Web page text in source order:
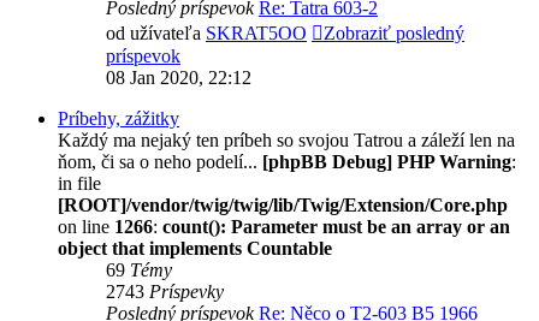
Posledný príspevok Re: Tatra 603-2
od užívateľa SKRAT5OO
Zobraziť posledný
príspevok
08 Jan 2020, 22:12
Príbehy, zážitky
Každý ma nejaký ten príbeh so svojou Tatrou a záleží len na
ňom, či sa o neho podelí... [phpBB Debug] PHP Warning:
in file
[ROOT]/vendor/twig/twig/lib/Twig/Extension/Core.php
on line 1266: count(): Parameter must be an array or an
object that implements Countable
69 Témy
2743 Príspevky
Posledný príspevok Re: Něco o T2-603 B5 1966